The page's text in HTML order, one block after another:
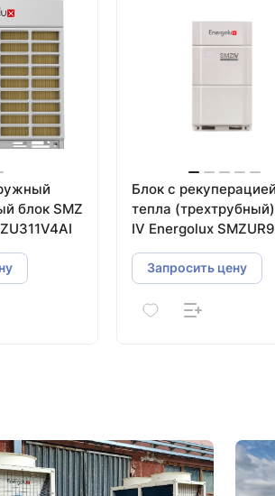
блок SMZ
Блок с рекуперацией
тепла (трехтрубный) SMZ
IV Energolux
Запросить цену